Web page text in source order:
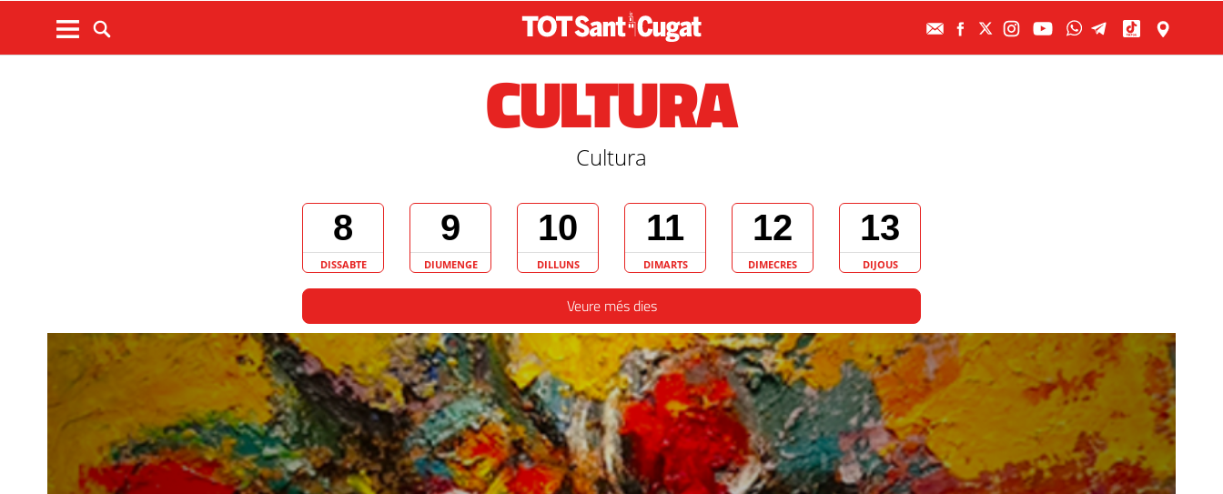
CULTURA
Cultura
8
DISSABTE
9
DIUMENGE
10
DILLUNS
11
DIMARTS
12
DIMECRES
13
DIJOUS
Veure més dies